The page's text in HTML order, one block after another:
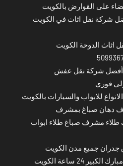
على القوارض بالكويت
شركة نقل اثاث في الكويت
اثاث الدوحة الكويت
أفضل شركة نقل عفش
فوري
للابواب والسيارات بالكويت
دهان صباغ بمشرف
طلاء مشرف صباغ طلاء ابواب
جدران جميع مدن الكويت
24 ساعة الكويت